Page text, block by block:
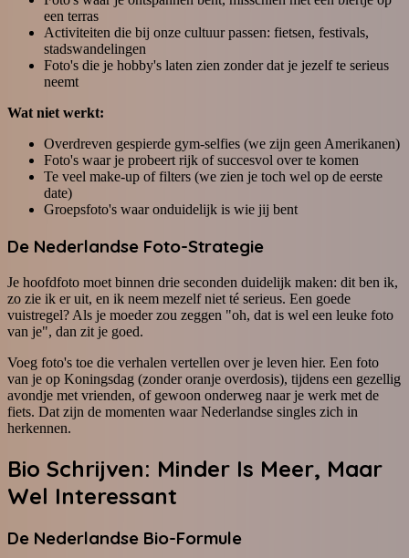
een terras
Activiteiten die bij onze cultuur passen: fietsen, festivals,
stadswandelingen
Foto's die je hobby's laten zien zonder dat je jezelf te serieus
neemt
Wat niet werkt:
Overdreven gespierde gym-selfies (we zijn geen Amerikanen)
Foto's waar je probeert rijk of succesvol over te komen
Te veel make-up of filters (we zien je toch wel op de eerste
date)
Groepsfoto's waar onduidelijk is wie jij bent
De Nederlandse Foto-Strategie
Je hoofdfoto moet binnen drie seconden duidelijk maken: dit ben ik,
zo zie ik er uit, en ik neem mezelf niet té serieus. Een goede
vuistregel? Als je moeder zou zeggen "oh, dat is wel een leuke foto
van je", dan zit je goed.
Voeg foto's toe die verhalen vertellen over je leven hier. Een foto
van je op Koningsdag (zonder oranje overdosis), tijdens een gezellig
avondje met vrienden, of gewoon onderweg naar je werk met de
fiets. Dat zijn de momenten waar Nederlandse singles zich in
herkennen.
Bio Schrijven: Minder Is Meer, Maar
Wel Interessant
De Nederlandse Bio-Formule